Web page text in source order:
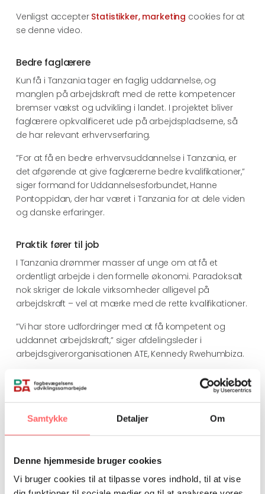
Samtykke Detaljer Om
Denne hjemmeside bruger cookies
Vi bruger cookies til at tilpasse vores indhold, til at vise
Venligst accepter Statistikker, marketing cookies for at
se denne video.
Bedre faglærere
Kun få i Tanzania tager en faglig uddannelse, og
manglen på arbejdskraft med de rette kompetencer
bremser vækst og udvikling i landet. I projektet bliver
faglærere opkvalificeret ude på arbejdspladserne, så
de har relevant erhvervserfaring.
”For at få en bedre erhvervsuddannelse i Tanzania, er
det afgørende at give faglærerne bedre kvalifikationer,”
siger formand for Uddannelsesforbundet, Hanne
Pontoppidan, der har været i Tanzania for at dele viden
og danske erfaringer.
Praktik fører til job
I Tanzania drømmer masser af unge om at få et
ordentligt arbejde i den formelle økonomi. Paradoksalt
nok skriger de lokale virksomheder alligevel på
arbejdskraft – vel at mærke med de rette kvalifikationer.
”Vi har store udfordringer med at få kompetent og
uddannet arbejdskraft,” siger afdelingsleder i
arbejdsgiverorganisationen ATE, Kennedy Rwehumbiza.
Praktisk erfaring og en tæt relation til lokale
virksomheder er ifølge generalsekretær for
hovedorganisationen Trade Union Congress of
Tanzania (TUCTA), Hery Mkunda, nøglen til at få unge i
redskab til at få folk i arbejde, fordi arbejdsgivernes